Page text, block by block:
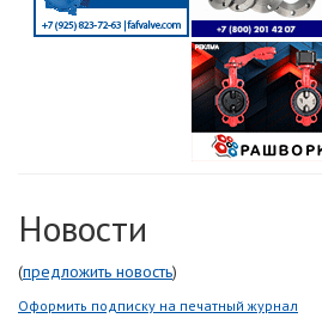
Новости
(предложить новость)
Оформить подписку на печатный журнал